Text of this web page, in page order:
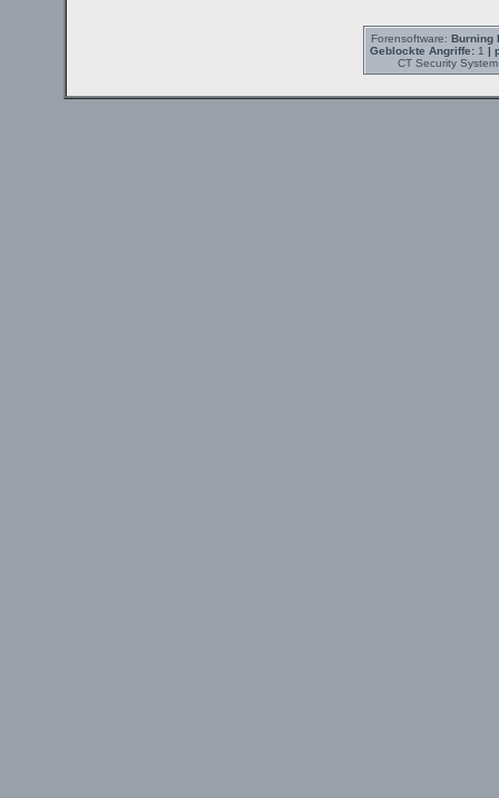
Forensoftware: Burning
Geblockte Angriffe:1 |
CT Security